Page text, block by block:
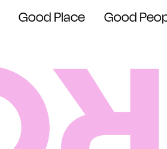
Good Place Good